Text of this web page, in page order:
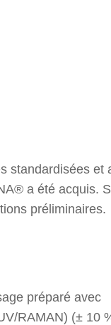
standardisées et
a été acquis.
préliminaires.
préparé avec
RAMAN) (± 10